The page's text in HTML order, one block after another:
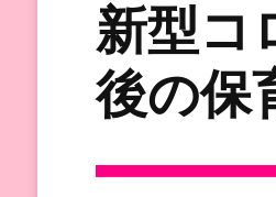
新型コ
後の保